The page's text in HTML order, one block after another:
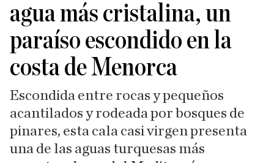
agua más cristalina, un
paraíso escondido en la
costa de Menorca
Escondida entre rocas y pequeños
acantilados y rodeada por bosques de
pinares, esta cala casi virgen presenta
una de las aguas turquesas más